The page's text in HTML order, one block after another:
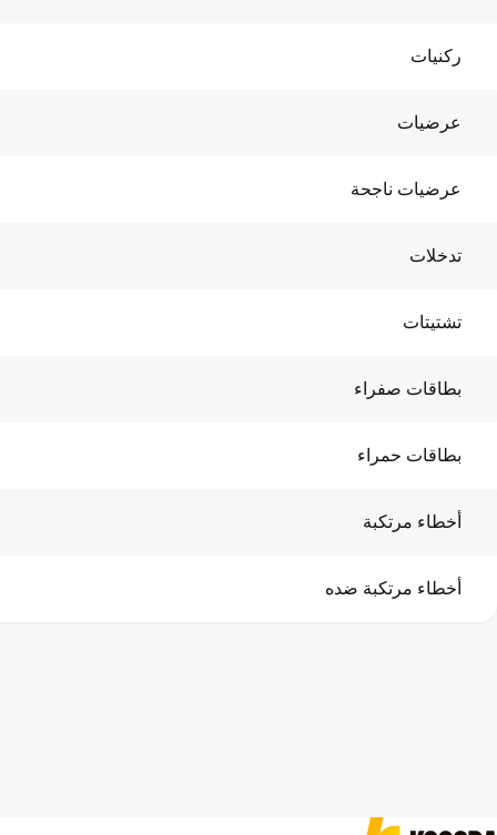
ركنيات
عرضيات
عرضيات ناجحة
تدخلات
تشتيتات
بطاقات صفراء
بطاقات حمراء
أخطاء مرتكبة
أخطاء مرتكبة ضده